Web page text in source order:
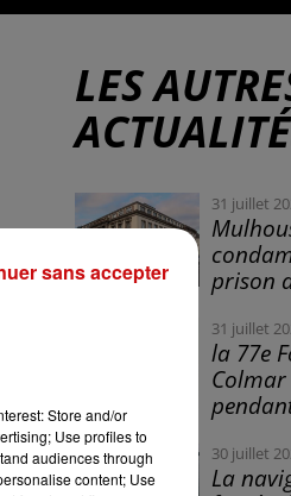
LES
31 juillet
prison
31 juillet
la 77e
Colmar
30 juillet
La
Store and/or
Use profiles to
audiences through
content; Use
sans accepter